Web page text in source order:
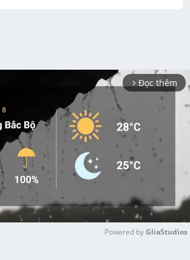
arrow_forward_ios Đọc thêm
Powered by GliaStudios